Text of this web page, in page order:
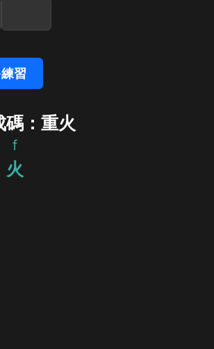
習
碼：重火
f
火